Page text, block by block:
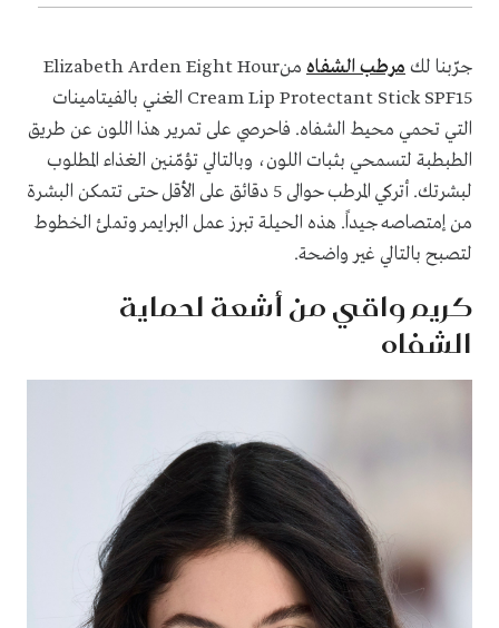
جرّبنا لك مرطب الشفاه
منElizabeth Arden Eight Hour
Cream Lip ‎Protectant Stick SPF15 الغني بالفيتامينات
التي تحمي محيط الشفاه. فاحرصي على تمرير هذا اللون عن طريق
الطبطبة لتسمحي بثبات اللون، وبالتالي تؤمّنين الغذاء المطلوب
لبشرتك. أتركي المرطب حوالى 5 دقائق على الأقل حتى تتمكن البشرة
من إمتصاصه جيداً. هذه الحيلة تبرز عمل البرايمر وتملئ الخطوط
لتصبح بالتالي غير واضحة.
كريم واقي من أشعة لحماية
الشفاه